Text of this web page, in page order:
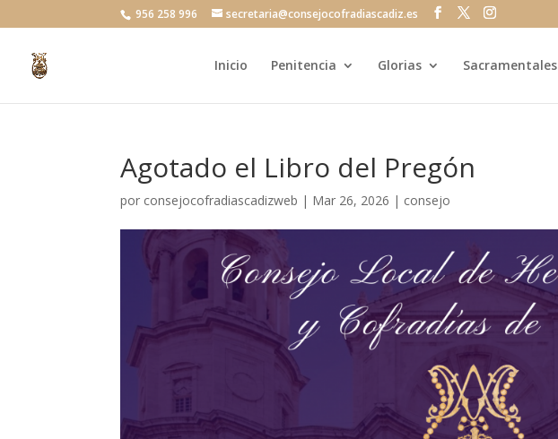
956 258 996 secretaria@consejocofradiascadiz.es
Inicio Penitencia Glorias Sacramentales
Agotado el Libro del Pregón
por consejocofradiascadizweb | Mar 26, 2026 | consejo